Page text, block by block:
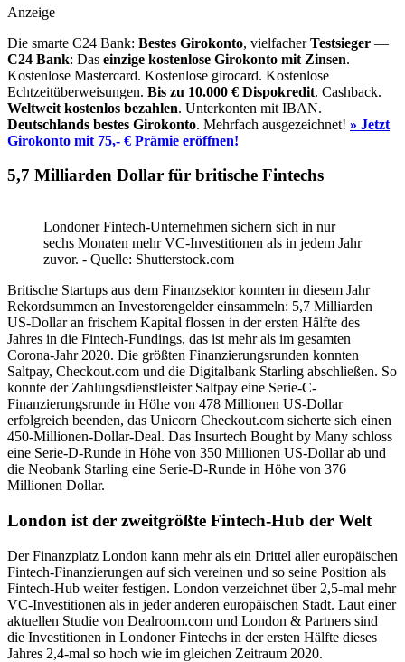
Anzeige
Die smarte C24 Bank: Bestes Girokonto, vielfacherTestsieger —
C24 Bank: Das einzige kostenlose Girokonto mit Zinsen.
Kostenlose Mastercard. Kostenlose girocard. Kostenlose
Echtzeitüberweisungen. Bis zu 10.000 € Dispokredit. Cashback.
Weltweit kostenlos bezahlen. Unterkonten mit IBAN.
Deutschlands bestes Girokonto. Mehrfach ausgezeichnet! » Jetzt
Girokonto mit 75,- € Prämie eröffnen!
5,7 Milliarden Dollar für britische Fintechs
Londoner Fintech-Unternehmen sichern sich in nur
sechs Monaten mehr VC-Investitionen als in jedem Jahr
zuvor. - Quelle: Shutterstock.com
Britische Startups aus dem Finanzsektor konnten in diesem Jahr
Rekordsummen an Investorengelder einsammeln: 5,7 Milliarden
US-Dollar an frischem Kapital flossen in der ersten Hälfte des
Jahres in die Fintech-Fundings, das ist mehr als im gesamten
Corona-Jahr 2020. Die größten Finanzierungsrunden konnten
Saltpay, Checkout.com und die Digitalbank Starling abschließen. So
konnte der Zahlungsdienstleister Saltpay eine Serie-C-
Finanzierungsrunde in Höhe von 478 Millionen US-Dollar
erfolgreich beenden, das Unicorn Checkout.com sicherte sich einen
450-Millionen-Dollar-Deal. Das Insurtech Bought by Many schloss
eine Serie-D-Runde in Höhe von 350 Millionen US-Dollar ab und
die Neobank Starling eine Serie-D-Runde in Höhe von 376
Millionen Dollar.
London ist der zweitgrößte Fintech-Hub der Welt
Der Finanzplatz London kann mehr als ein Drittel aller europäischen
Fintech-Finanzierungen auf sich vereinen und so seine Position als
Fintech-Hub weiter festigen. London verzeichnet über 2,5-mal mehr
VC-Investitionen als in jeder anderen europäischen Stadt. Laut einer
aktuellen Studie von Dealroom.com und London & Partners sind
die Investitionen in Londoner Fintechs in der ersten Hälfte dieses
Jahres 2,4-mal so hoch wie im gleichen Zeitraum 2020.